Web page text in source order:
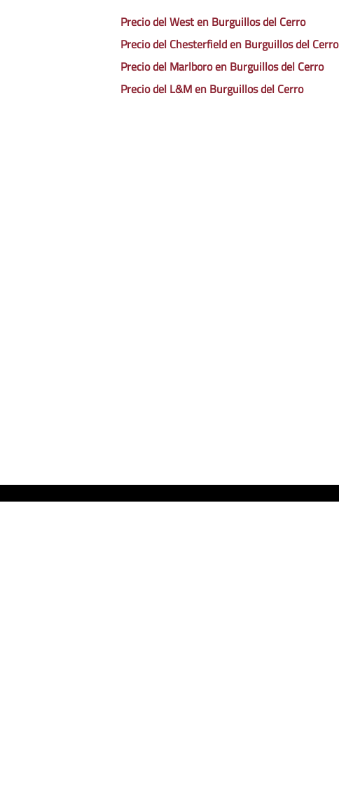
Precio del West en Burguillos del Cerro
Precio del Chesterfield en Burguillos del Cerro
Precio del Marlboro en Burguillos del Cerro
Precio del L&M en Burguillos del Cerro